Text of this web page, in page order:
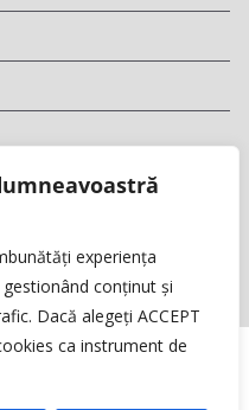
experiența
conținut și
Dacă alegeți ACCEPT
ca instrument de